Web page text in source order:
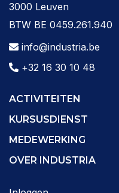
3000 Leuven
BTW BE 0459.261.940
info@industria.be
+32 16 30 10 48
ACTIVITEITEN
KURSUSDIENST
MEDEWERKING
OVER INDUSTRIA